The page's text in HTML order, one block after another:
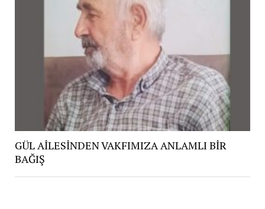
GÜL AİLESİNDEN VAKFIMIZA ANLAMLI BİR
BAĞIŞ